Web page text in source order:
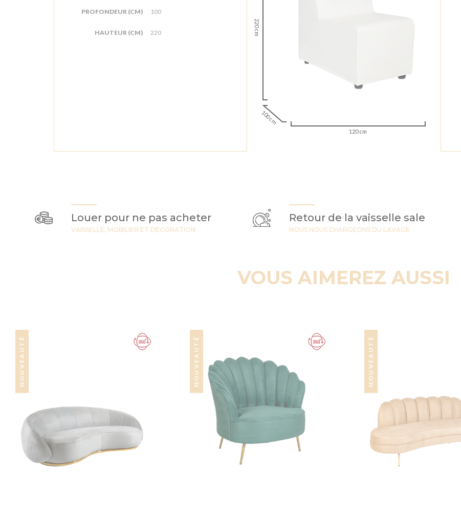
PROFONDEUR (CM) 100
HAUTEUR (CM) 220 220 cm
100 cm
120 cm
Louer pour ne pas acheter
VAISSELLE, MOBILIER ET DECORATION
Retour de la vaisselle sale
NOUS NOUS CHARGEONS DU LAVAGE
VOUS AIMEREZ AUSSI
NOUVEAUTÉ NOUVEAUTÉ NOUVEAUTÉ